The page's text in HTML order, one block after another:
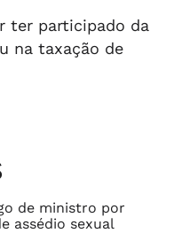
ter participado da
na taxação de
de ministro por
assédio sexual